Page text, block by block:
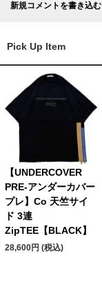
新規コメントを書き込む
Pick Up Item
【UNDERCOVER
PRE-アンダーカバー
プレ】Co 天竺サイ
ド 3連
ZipTEE【BLACK】
28,600円 (税込)